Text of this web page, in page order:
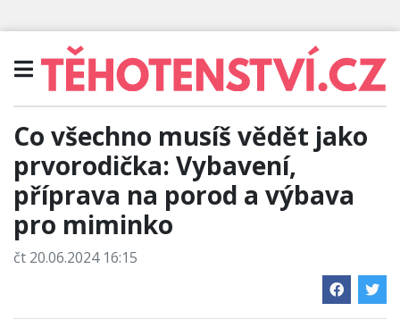
Co všechno musíš vědět jako
prvorodička: Vybavení,
příprava na porod a výbava
pro miminko
čt 20.06.2024 16:15